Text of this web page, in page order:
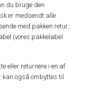
du bruge den
er medsendt alle
med pakken retur,
(vores pakkelabel
eller returnere i en af
også ombyttes til